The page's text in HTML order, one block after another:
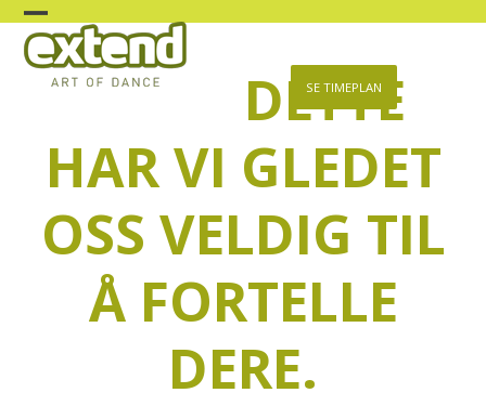
Skip
content
Open
mobile
Close
mobile
SE TIMEPLAN
DETTE
HAR VI GLEDET
OSS VELDIG TIL
Å FORTELLE
DERE.